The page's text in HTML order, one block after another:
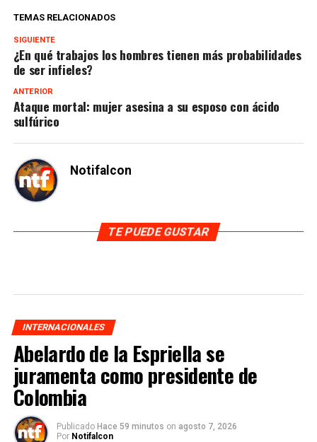
TEMAS RELACIONADOS
SIGUIENTE
¿En qué trabajos los hombres tienen más probabilidades
de ser infieles?
ANTERIOR
Ataque mortal: mujer asesina a su esposo con ácido
sulfúrico
Notifalcon
TE PUEDE GUSTAR
INTERNACIONALES
Abelardo de la Espriella se
juramenta como presidente de
Colombia
Publicado Hace 59 minutos on agosto 7, 2026
Por Notifalcon